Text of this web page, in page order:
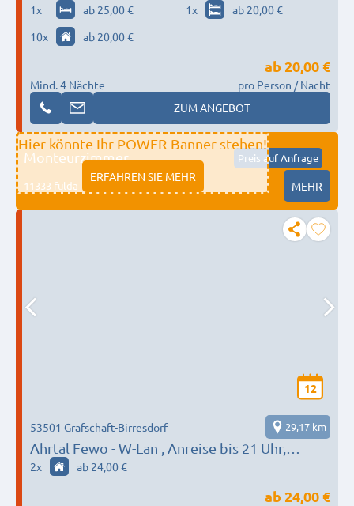
1x ab 25,00 € 1x
ab 20,00 €
10x ab 20,00 €
Mind. 4 Nächte
ab 20,00 €
pro Person / Nacht
ZUM ANGEBOT
Hier könnte Ihr POWER-Banner stehen!
ERFAHREN SIE MEHR
Monteurzimmer Preis auf Anfrage
11333 fulda MEHR
12
Ahrtal Fewo - W-Lan , Anreise bis 21 Uhr,
Abreise bis 10 Uhr. Kaution 100 € , Nur
53501 Grafschaft-Birresdorf 29,17 km
2x ab 24,00 €
ab 24,00 €